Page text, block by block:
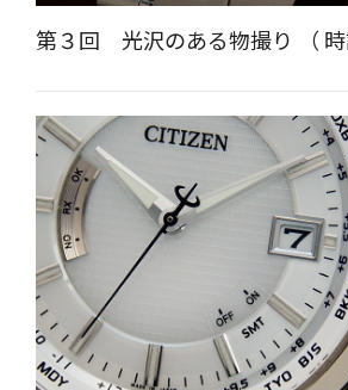
第３回 光沢のある物撮り （ 時